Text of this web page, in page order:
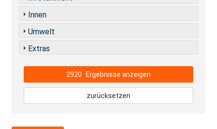
Innen
Umwelt
Extras
2920 Ergebnisse anzeigen
zurücksetzen